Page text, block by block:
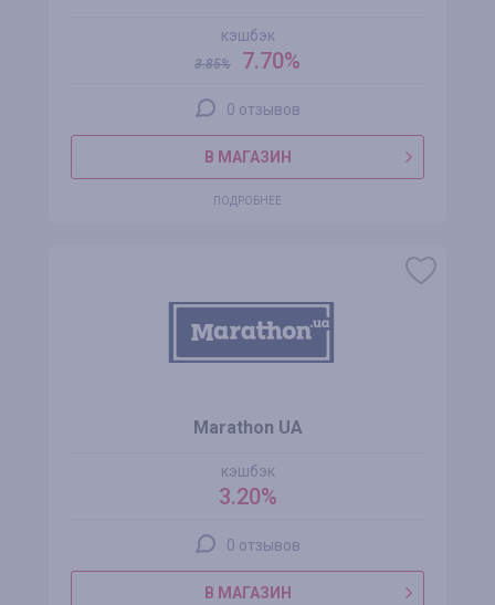
кэшбэк
3.85% 7.70%
0 отзывов
В МАГАЗИН
ПОДРОБНЕЕ
Marathon UA
кэшбэк
3.20%
0 отзывов
В МАГАЗИН